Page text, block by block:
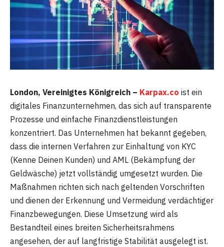
London, Vereinigtes Königreich – Karpax.co ist ein
digitales Finanzunternehmen, das sich auf transparente
Prozesse und einfache Finanzdienstleistungen
konzentriert. Das Unternehmen hat bekannt gegeben,
dass die internen Verfahren zur Einhaltung von KYC
(Kenne Deinen Kunden) und AML (Bekämpfung der
Geldwäsche) jetzt vollständig umgesetzt wurden. Die
Maßnahmen richten sich nach geltenden Vorschriften
und dienen der Erkennung und Vermeidung verdächtiger
Finanzbewegungen. Diese Umsetzung wird als
Bestandteil eines breiten Sicherheitsrahmens
angesehen, der auf langfristige Stabilität ausgelegt ist.